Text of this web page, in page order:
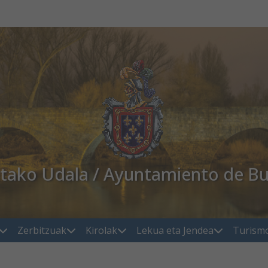
Udala / Ayuntamiento de
Zerbitzuak Kirolak Lekua eta Jendea